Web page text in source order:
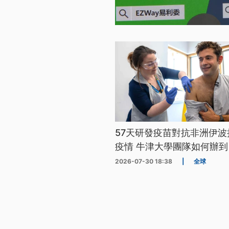
57天研發疫苗對抗非洲伊
疫情 牛津大學團隊如何辦
2026-07-30 18:38 全球